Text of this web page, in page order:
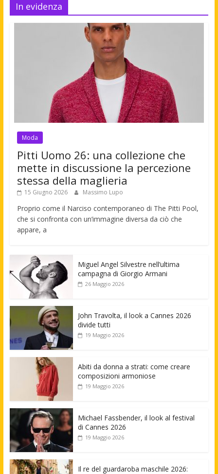
In evidenza
Moda
Pitti Uomo 26: una collezione che
mette in discussione la percezione
stessa della maglieria
15 Giugno 2026 Massimo Lupo
Proprio come il Narciso contemporaneo di The Pitti Pool,
che si confronta con un’immagine diversa da ciò che
appare, a
Miguel Angel Silvestre nell’ultima
campagna di Giorgio Armani
26 Maggio 2026
John Travolta, il look a Cannes 2026
divide tutti
19 Maggio 2026
Abiti da donna a strati: come creare
composizioni armoniose
19 Maggio 2026
Michael Fassbender, il look al festival
di Cannes 2026
19 Maggio 2026
Il re del guardaroba maschile 2026: